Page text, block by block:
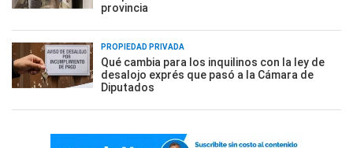
provincia
PROPIEDAD PRIVADA
Qué cambia para los inquilinos con la ley de
desalojo exprés que pasó a la Cámara de
Diputados